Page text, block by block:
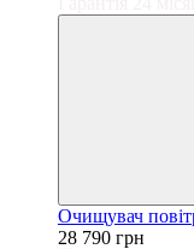
Очищувач
28 790 грн